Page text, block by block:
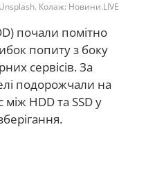
Колаж: Новини.LIVE
почали помітно
попиту з боку
сервісів. За
подорожчали на
HDD та SSD у